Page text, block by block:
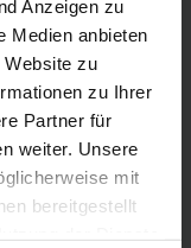
Anzeigen zu
Medien anbieten
Website zu
zu Ihrer
Partner für
weiter. Unsere
mit
bereitgestellt